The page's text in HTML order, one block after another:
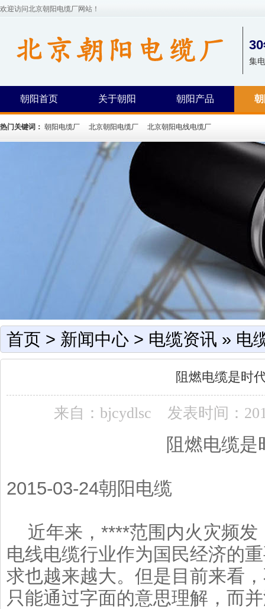
欢迎访问北京朝阳电缆厂网站！
集
朝阳首页 关于朝阳 朝阳产品
热门关键词： 朝阳电缆厂 北京朝阳电缆厂 北京朝阳电线电缆厂
首页 > 新闻中心 > 电缆资讯 » 电
阻燃电缆是时
来自：bjcydlsc 发表时间：
阻燃电缆是时代发
2015-03-24朝阳电缆
近年来，****范围内火灾频发
电线电缆行业作为国民经济的
求也越来越大。但是目前来看
只能通过字面的意思理解，而